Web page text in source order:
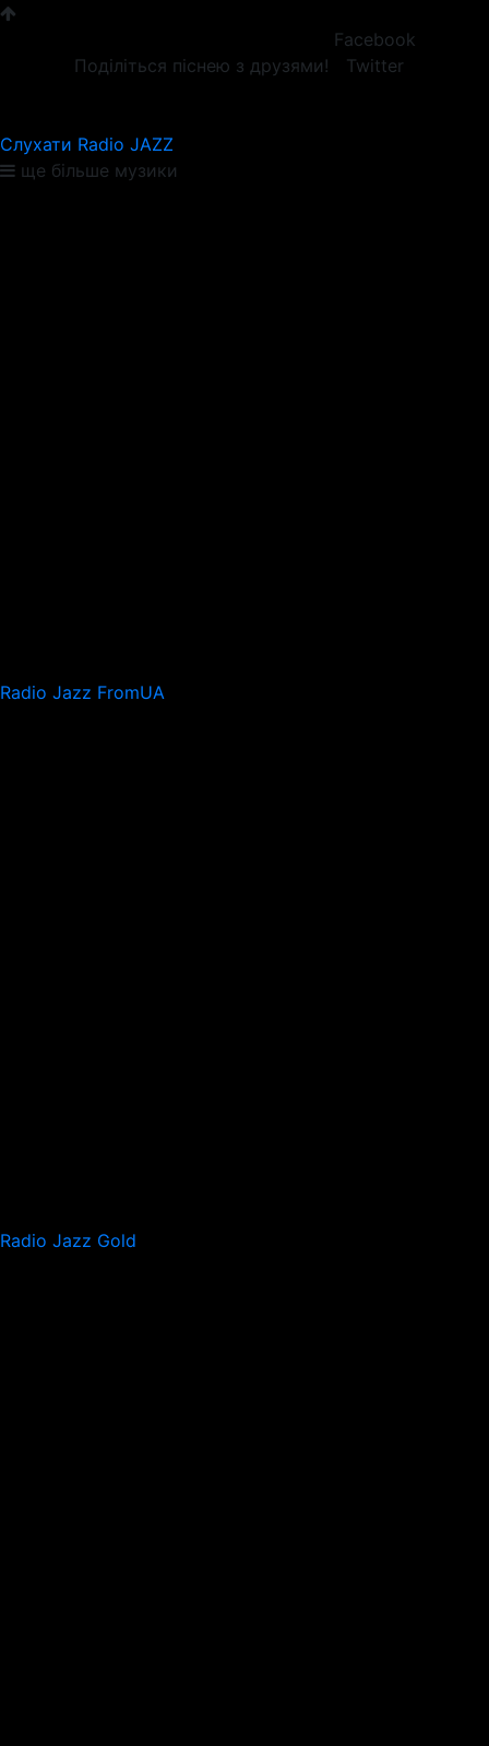
Поділіться піснею з друзями!
Facebook
Twitter
Слухати Radio JAZZ
ще більше музики
Radio Jazz FromUA
Radio Jazz Gold